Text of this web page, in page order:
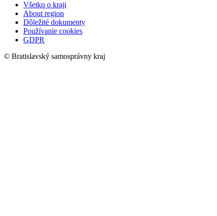
Všetko o kraji
About region
Dôležité dokumenty
Používanie cookies
GDPR
© Bratislavský samosprávny kraj